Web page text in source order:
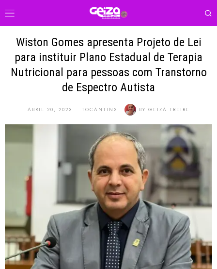
Wiston Gomes apresenta Projeto de Lei
para instituir Plano Estadual de Terapia
Nutricional para pessoas com Transtorno
de Espectro Autista
ABRIL 20, 2023 TOCANTINS BY GEIZA FREIRE